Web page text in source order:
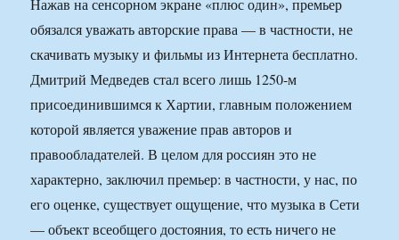
Нажав на сенсорном экране «плюс один», премьер
обязался уважать авторские права — в частности, не
скачивать музыку и фильмы из Интернета бесплатно.
Дмитрий Медведев стал всего лишь 1250-м
присоединившимся к Хартии, главным положением
которой является уважение прав авторов и
правообладателей. В целом для россиян это не
характерно, заключил премьер: в частности, у нас, по
его оценке, существует ощущение, что музыка в Сети
— объект всеобщего достояния, то есть ничего не